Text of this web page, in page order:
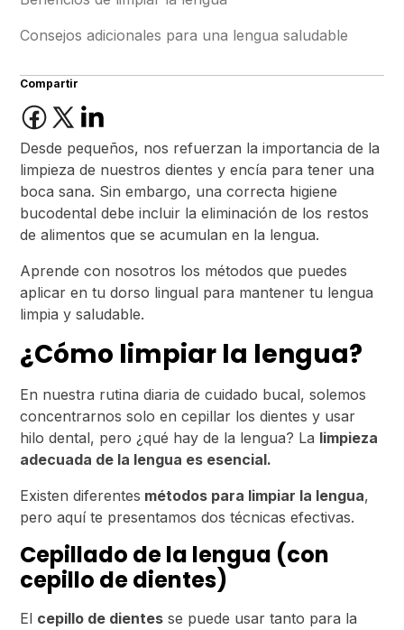
Consejos adicionales para una lengua saludable
Compartir
Desde pequeños, nos refuerzan la importancia de la
limpieza de nuestros dientes y encía para tener una
boca sana. Sin embargo, una correcta higiene
bucodental debe incluir la eliminación de los restos
de alimentos que se acumulan en la lengua.
Aprende con nosotros los métodos que puedes
aplicar en tu dorso lingual para mantener tu lengua
limpia y saludable.
¿Cómo limpiar la lengua?
En nuestra rutina diaria de cuidado bucal, solemos
concentrarnos solo en cepillar los dientes y usar
hilo dental, pero ¿qué hay de la lengua? La limpieza
adecuada de la lengua es esencial.
Existen diferentes métodos para limpiar la lengua,
pero aquí te presentamos dos técnicas efectivas.
Cepillado de la lengua (con
cepillo de dientes)
El cepillo de dientes se puede usar tanto para la